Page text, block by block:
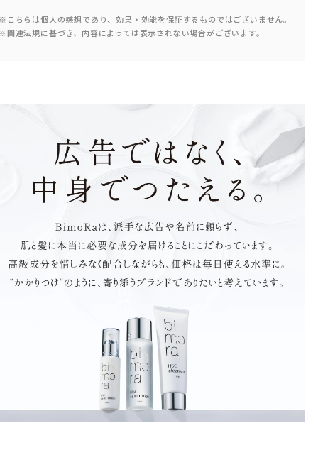
ベタつきにくくて、朝のスキンケアにも使いやすい
こちらは個人の感想であり、効果・効能を保証するものではございません。
関連法規に基づき、内容によっては表示されない場合がございます。